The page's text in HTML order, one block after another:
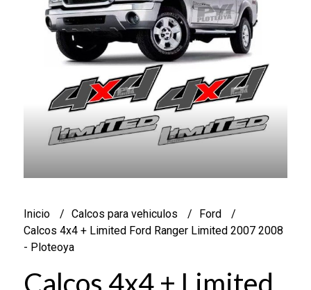
Inicio Calcos para vehiculos
Ford
Calcos 4x4 + Limited Ford Ranger Limited 2007 2008
- Ploteoya
Calcos 4x4 + Limited